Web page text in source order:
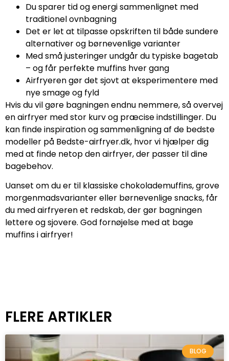
Du sparer tid og energi sammenlignet med
traditionel ovnbagning
Det er let at tilpasse opskriften til både sundere
alternativer og børnevenlige varianter
Med små justeringer undgår du typiske bagetab
– og får perfekte muffins hver gang
Airfryeren gør det sjovt at eksperimentere med
nye smage og fyld
Hvis du vil gøre bagningen endnu nemmere, så overvej
en airfryer med stor kurv og præcise indstillinger. Du
kan finde inspiration og sammenligning af de bedste
modeller på Bedste-airfryer.dk, hvor vi hjælper dig
med at finde netop den airfryer, der passer til dine
bagebehov.
Uanset om du er til klassiske chokolademuffins, grove
morgenmadsvarianter eller børnevenlige snacks, får
du med airfryeren et redskab, der gør bagningen
lettere og sjovere. God fornøjelse med at bage
muffins i airfryer!
FLERE ARTIKLER
BLOG